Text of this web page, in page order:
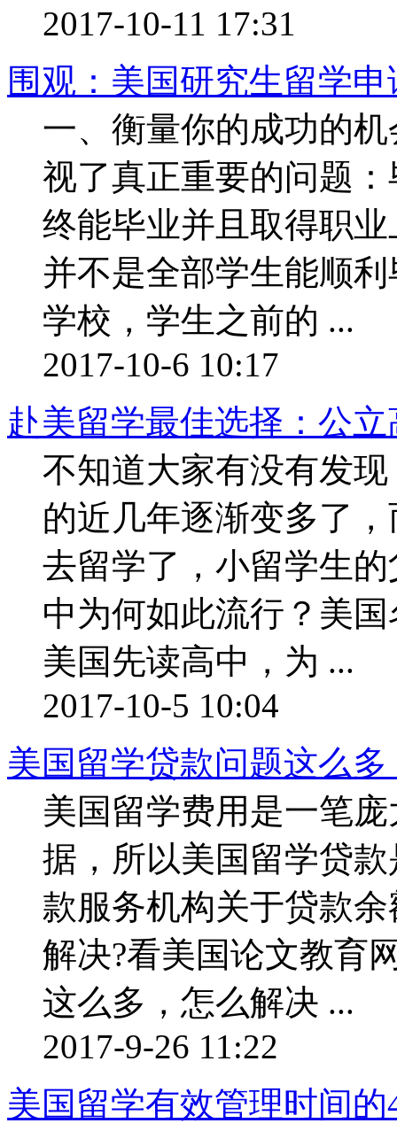
2017-10-11 17:31
围观：美国研究生留学
一、衡量你的成功的
视了真正重要的问题
终能毕业并且取得职
并不是全部学生能顺
学校，学生之前的 ...
2017-10-6 10:17
赴美留学最佳选择：公
不知道大家有没有发
的近几年逐渐变多了
去留学了，小留学生
中为何如此流行？美
美国先读高中，为 ...
2017-10-5 10:04
美国留学贷款问题这么
美国留学费用是一笔
据，所以美国留学贷
款服务机构关于贷款
解决?看美国论文教育
这么多，怎么解决 ...
2017-9-26 11:22
美国留学有效管理时间